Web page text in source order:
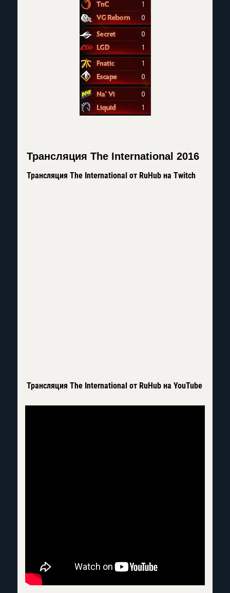
Трансляция The International 2016
Трансляция The International от RuHub на Twitch
Трансляция The International от RuHub на YouTube